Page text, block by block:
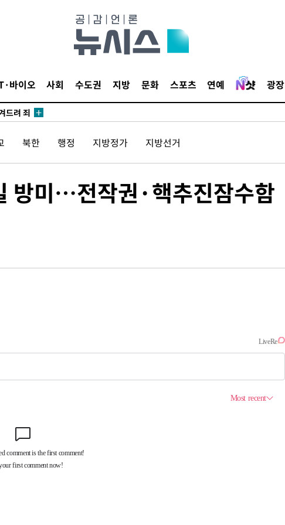
바이오 사회 수도권 지방 문화 스포츠 연예 광장
겠다"
속[다음
드려 죄
북한 행정 지방정가 지방선거
방미…전작권·핵추진잠수함